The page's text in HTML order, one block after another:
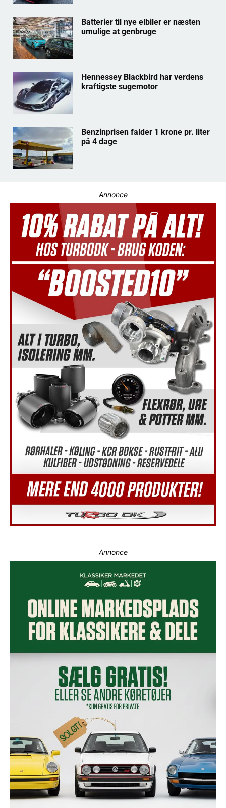
Batterier til nye elbiler er næsten
umulige at genbruge
Hennessey Blackbird har verdens
kraftigste sugemotor
Benzinprisen falder 1 krone pr. liter
på 4 dage
Annonce
Annonce